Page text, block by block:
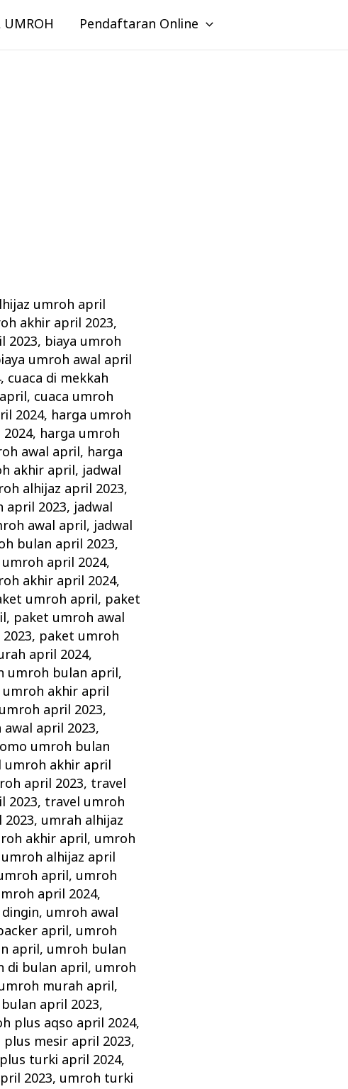
UMROH Pendaftaran Online
umroh april
akhir april 2023,
2023, biaya umroh
umroh awal april
, cuaca di mekkah
, cuaca umroh
2024, harga umroh
, harga umroh
awal april, harga
akhir april, jadwal
alhijaz april 2023,
april 2023, jadwal
awal april, jadwal
bulan april 2023,
april 2024,
akhir april 2024,
umroh april, paket
, paket umroh awal
, paket umroh
april 2024,
umroh bulan april,
akhir april
april 2023,
april 2023,
umroh bulan
umroh akhir april
april 2023, travel
2023, travel umroh
2023, umrah alhijaz
akhir april, umroh
umroh alhijaz april
april, umroh
april 2024,
, umroh awal
april, umroh
april, umroh bulan
di bulan april, umroh
murah april,
april 2023,
plus aqso april 2024,
mesir april 2023,
turki april 2024,
2023, umroh turki